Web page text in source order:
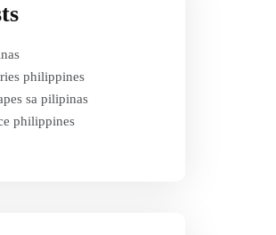
philippines
sa pilipinas
philippines